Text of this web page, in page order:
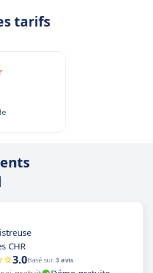
tarifs
CHR
3.0Basé sur 3 avis